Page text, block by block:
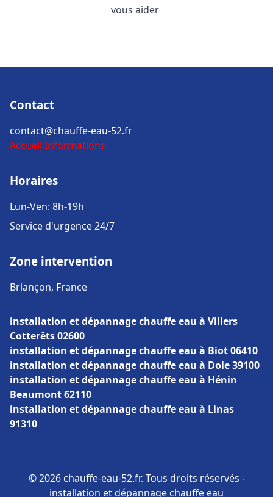
vous aider
Contact
contact@chauffe-eau-52.fr
Accueil Informations
Horaires
Lun-Ven: 8h-19h
Service d'urgence 24/7
Zone intervention
Briançon, France
installation et dépannage chauffe eau à Villers
Cotterêts 02600
installation et dépannage chauffe eau à Biot 06410
installation et dépannage chauffe eau à Dole 39100
installation et dépannage chauffe eau à Hénin
Beaumont 62110
installation et dépannage chauffe eau à Linas
91310
© 2026 chauffe-eau-52.fr. Tous droits réservés -
installation et dépannage chauffe eau